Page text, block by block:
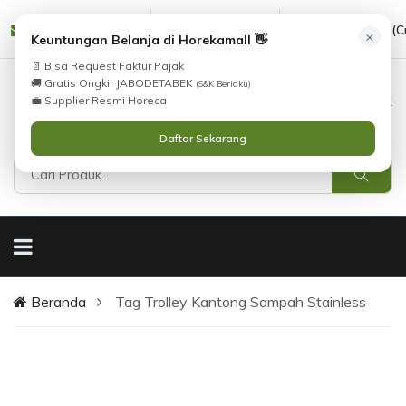
(021) 38783380 08551688000
Masuk
×
Keuntungan Belanja di Horekamall 👋
📄 Bisa Request Faktur Pajak
🚚 Gratis Ongkir JABODETABEK (S&K Berlaku)
💼 Supplier Resmi Horeca
Daftar Sekarang
Beranda Tag Trolley Kantong Sampah Stainless